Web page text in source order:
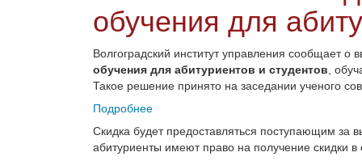
обучения для
Волгоградский институт управления сообщает о
обучения для абитуриентов и студентов ,
Такое решение принято на заседании ученого
Подробнее
Скидка будет предоставляться поступающим за
абитуриенты имеют право на получение скидки